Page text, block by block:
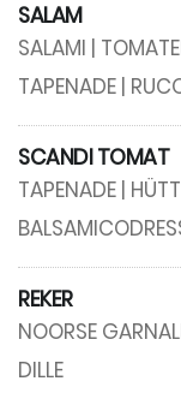
SALAM
SALAMI |
TAPENADE |
SCANDI TOMAT
TAPENADE |
REKER
NOORSE
DILLE